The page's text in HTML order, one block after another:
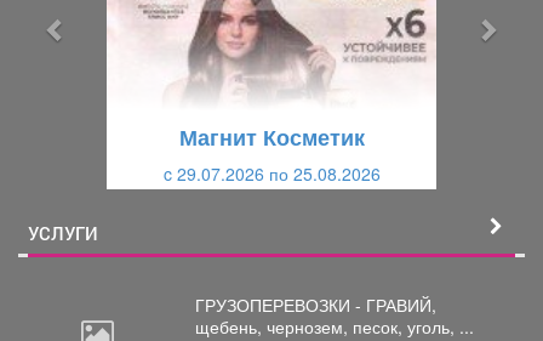
Магнит Косметик
c 29.07.2026 по 25.08.2026
УСЛУГИ
ГРУЗОПЕРЕВОЗКИ - ГРАВИЙ,
щебень, чернозем, песок, уголь, ...